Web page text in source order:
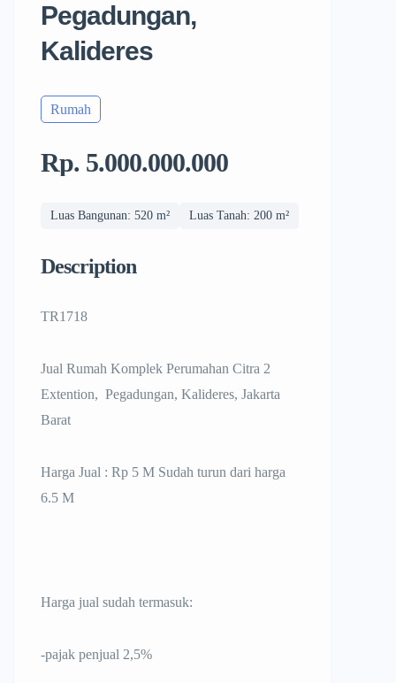
Pegadungan,
Kalideres
Rumah
Rp. 5.000.000.000
Luas Bangunan: 520 m² Luas Tanah: 200 m²
Description
TR1718
Jual Rumah Komplek Perumahan Citra 2
Extention, Pegadungan, Kalideres, Jakarta
Barat
Harga Jual : Rp 5 M Sudah turun dari harga
6.5 M
Harga jual sudah termasuk:
-pajak penjual 2,5%